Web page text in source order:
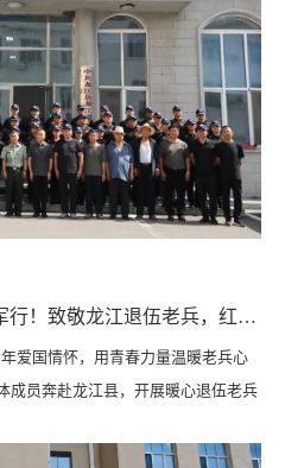
乡村振兴，...
【成在齐工程】暖心拥军行！致敬龙江退伍老兵，红色薪火代代传
爱国情怀，用青春力量温暖老兵心
成员奔赴龙江县，开展暖心退伍老兵
凡军致辞，充分肯定退伍老兵保家